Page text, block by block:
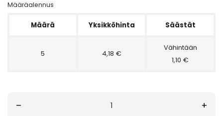
Määräalennus
Määrä Yksikköhinta Säästät
5 4,18 €
Vähintään
1,10 €
– +